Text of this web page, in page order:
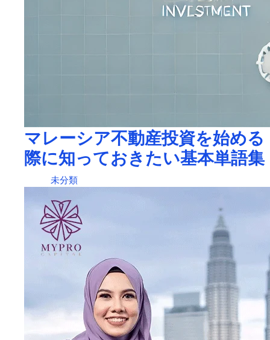
マレーシア不動産投資を始める
際に知っておきたい基本単語集
未分類